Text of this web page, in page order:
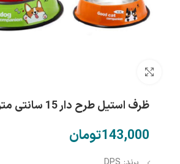
ظرف استیل طرح دار 15 سانتی متر DPS
تومان